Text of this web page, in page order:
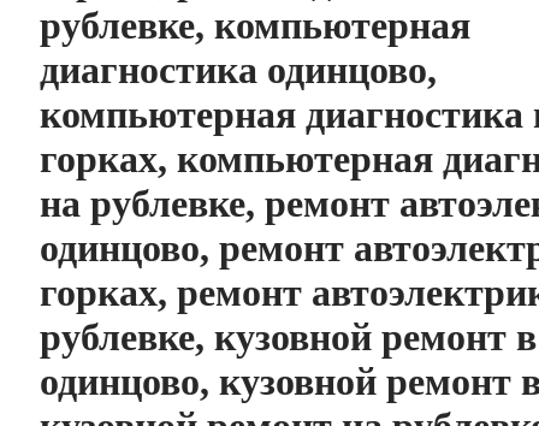
рублевке, компьютерная
диагностика одинцово,
компьютерная диагностика
горках, компьютерная
на рублевке, ремонт
одинцово, ремонт
горках, ремонт
рублевке, кузовной ремонт в
одинцово, кузовной ремонт